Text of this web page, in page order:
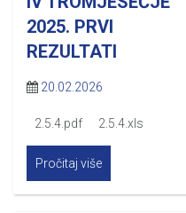
2025. PRVI
REZULTATI
20.02.2026
2.5.4.pdf 2.5.4.xls
Pročitaj više